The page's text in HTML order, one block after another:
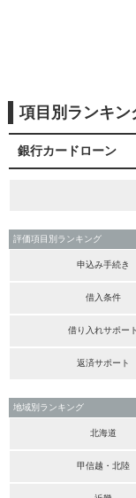
項目別ランキン
銀行カードローン
評価項目別ランキング
申込み手続き
借入条件
借り入れサポート
返済サポート
地域別ランキング
北海道
甲信越・北陸